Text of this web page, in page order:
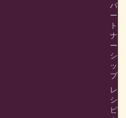
パ
ー
ト
ナ
ー
シ
ッ
プ
レ
シ
ピ